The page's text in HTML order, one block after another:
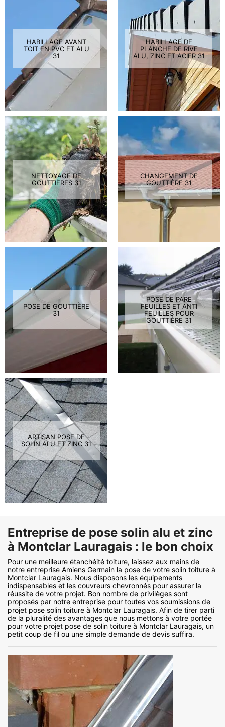
HABILLAGE AVANT
TOIT EN PVC ET ALU
31
HABILLAGE DE
PLANCHE DE RIVE
ALU, ZINC ET ACIER 31
NETTOYAGE DE
GOUTTIÈRES 31
CHANGEMENT DE
GOUTTIÈRE 31
POSE DE GOUTTIÈRE
31
POSE DE PARE
FEUILLES ET ANTI
FEUILLES POUR
GOUTTIÈRE 31
ARTISAN POSE DE
SOLIN ALU ET ZINC 31
Entreprise de pose solin alu et zinc
à Montclar Lauragais : le bon choix
Pour une meilleure étanchéité toiture, laissez aux mains de
notre entreprise Amiens Germain la pose de votre solin toiture à
Montclar Lauragais. Nous disposons les équipements
indispensables et les couvreurs chevronnés pour assurer la
réussite de votre projet. Bon nombre de privilèges sont
proposés par notre entreprise pour toutes vos soumissions de
projet pose solin toiture à Montclar Lauragais. Afin de tirer parti
de la pluralité des avantages que nous mettons à votre portée
pour votre projet pose de solin toiture à Montclar Lauragais, un
petit coup de fil ou une simple demande de devis suffira.